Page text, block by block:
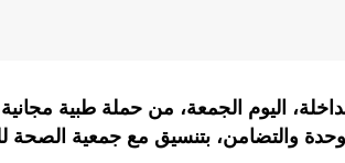
بميناء الداخلة، اليوم الجمعة، من حملة
والتضامن، بتنسيق مع جمعية الصحة